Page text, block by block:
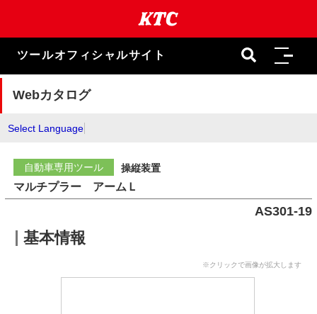
ま
キ
ツールオフィシャルサイト
Webカタログ
Select Language
自動車専用ツール 操縦装置
マルチプラー アームＬ
AS301-19
基本情報
※クリックで画像が拡大します